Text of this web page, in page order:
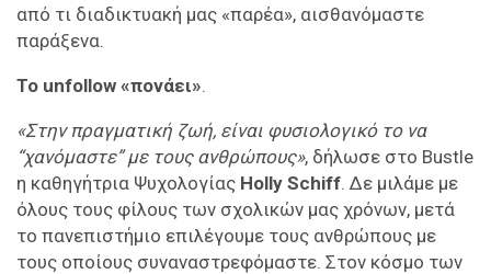
από τι διαδικτυακή μας «παρέα», αισθανόμαστε
παράξενα.
To unfollow «πονάει».
«Στην πραγματική ζωή, είναι φυσιολογικό το να
“χανόμαστε” με τους ανθρώπους», δήλωσε στο Bustle
η καθηγήτρια Ψυχολογίας Holly Schiff. Δε μιλάμε με
όλους τους φίλους των σχολικών μας χρόνων, μετά
το πανεπιστήμιο επιλέγουμε τους ανθρώπους με
τους οποίους συναναστρεφόμαστε. Στον κόσμο των